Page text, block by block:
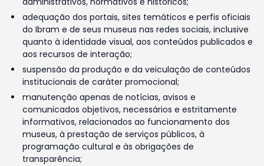
adequação dos portais, sites temáticos e perfis oficiais
do Ibram e de seus museus nas redes sociais, inclusive
quanto à identidade visual, aos conteúdos publicados e
aos recursos de interação;
suspensão da produção e da veiculação de conteúdos
institucionais de caráter promocional;
manutenção apenas de notícias, avisos e
comunicados objetivos, necessários e estritamente
informativos, relacionados ao funcionamento dos
museus, à prestação de serviços públicos, à
programação cultural e às obrigações de
transparência;